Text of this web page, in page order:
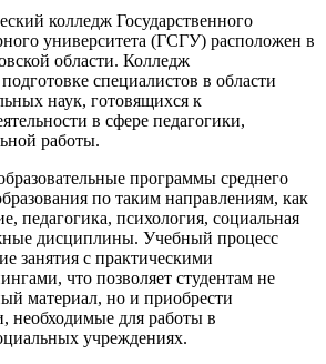
колледж Государственного
университета (ГСГУ) расположен в
области. Колледж
специалистов в области
наук, готовящихся к
в сфере педагогики,
работы.
программы среднего
по таким направлениям, как
педагогика, психология, социальная
дисциплины. Учебный процесс
занятия с практическими
что позволяет студентам не
материал, но и приобрести
необходимые для работы в
учреждениях.